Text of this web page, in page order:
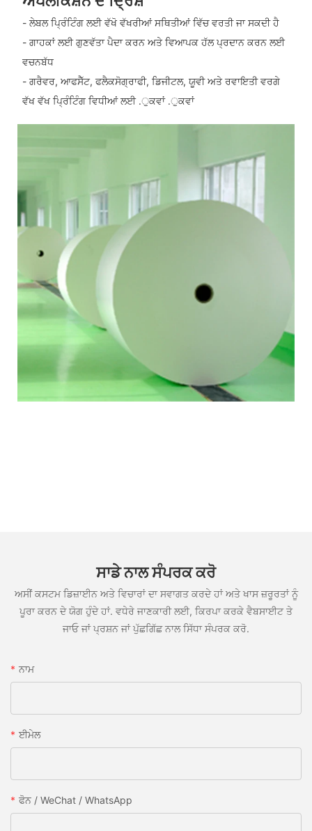
- ਲੇਬਲ ਪ੍ਰਿੰਟਿੰਗ ਲਈ ਵੱਖੋ ਵੱਖਰੀਆਂ ਸਥਿਤੀਆਂ ਵਿੱਚ ਵਰਤੀ ਜਾ ਸਕਦੀ ਹੈ
- ਗਾਹਕਾਂ ਲਈ ਗੁਣਵੱਤਾ ਪੈਦਾ ਕਰਨ ਅਤੇ ਵਿਆਪਕ ਹੱਲ ਪ੍ਰਦਾਨ ਕਰਨ ਲਈ
ਵਚਨਬੱਧ
- ਗਰੈਵਰ, ਆਫਸੈੱਟ, ਫਲੈਕਸੋਗ੍ਰਾਫੀ, ਡਿਜੀਟਲ, ਯੂਵੀ ਅਤੇ ਰਵਾਇਤੀ ਵਰਗੇ
ਵੱਖ ਵੱਖ ਪ੍ਰਿੰਟਿੰਗ ਵਿਧੀਆਂ ਲਈ .ੁਕਵਾਂ .ੁਕਵਾਂ
ਸਾਡੇ ਨਾਲ ਸੰਪਰਕ ਕਰੋ
ਅਸੀਂ ਕਸਟਮ ਡਿਜ਼ਾਈਨ ਅਤੇ ਵਿਚਾਰਾਂ ਦਾ ਸਵਾਗਤ ਕਰਦੇ ਹਾਂ ਅਤੇ ਖਾਸ ਜ਼ਰੂਰਤਾਂ ਨੂੰ
ਪੂਰਾ ਕਰਨ ਦੇ ਯੋਗ ਹੁੰਦੇ ਹਾਂ. ਵਧੇਰੇ ਜਾਣਕਾਰੀ ਲਈ, ਕਿਰਪਾ ਕਰਕੇ ਵੈਬਸਾਈਟ ਤੇ
ਜਾਓ ਜਾਂ ਪ੍ਰਸ਼ਨ ਜਾਂ ਪੁੱਛਗਿੱਛ ਨਾਲ ਸਿੱਧਾ ਸੰਪਰਕ ਕਰੋ.
ਨਾਮ
ਈਮੇਲ
ਫੋਨ / WeChat / WhatsApp